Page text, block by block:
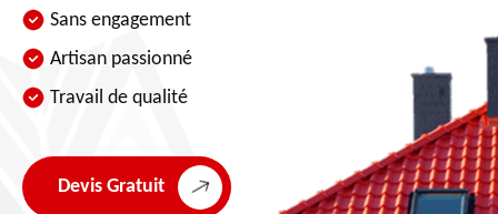
Sans engagement
Artisan passionné
Travail de qualité
Devis Gratuit